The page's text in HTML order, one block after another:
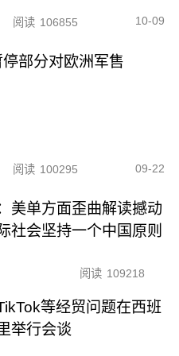
阅读 106855 10-09
部分对欧洲军售
阅读 100295 09-22
美单方面歪曲解读撼动
社会坚持一个中国原则
阅读 109218
等经贸问题在西班
举行会谈